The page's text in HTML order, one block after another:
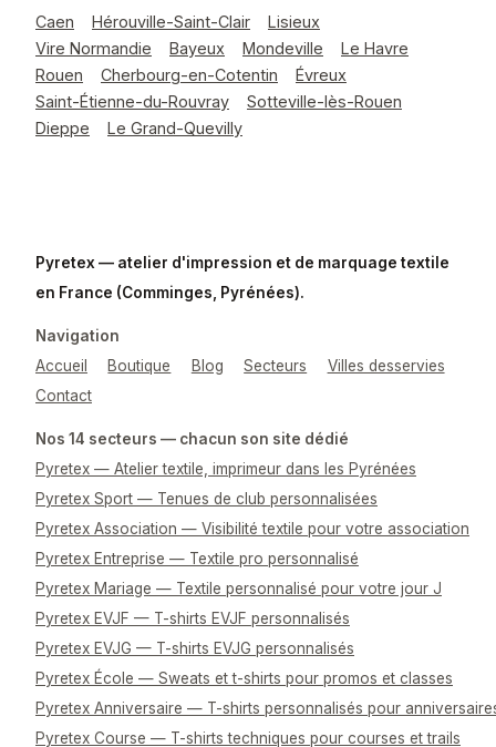
Caen Hérouville-Saint-Clair
Lisieux
Vire Normandie
Bayeux Mondeville
Le Havre
Rouen
Cherbourg-en-Cotentin
Évreux
Saint-Étienne-du-Rouvray
Sotteville-lès-Rouen
Dieppe
Le Grand-Quevilly
Pyretex — atelier d'impression et de marquage textile
en France (Comminges, Pyrénées).
Navigation
Accueil
Boutique Blog Secteurs
Villes desservies
Contact
Nos 14 secteurs — chacun son site dédié
Pyretex — Atelier textile, imprimeur dans les Pyrénées
Pyretex Sport — Tenues de club personnalisées
Pyretex Association — Visibilité textile pour votre association
Pyretex Entreprise — Textile pro personnalisé
Pyretex Mariage — Textile personnalisé pour votre jour J
Pyretex EVJF — T-shirts EVJF personnalisés
Pyretex EVJG — T-shirts EVJG personnalisés
Pyretex École — Sweats et t-shirts pour promos et classes
Pyretex Anniversaire — T-shirts personnalisés pour
Pyretex Course — T-shirts techniques pour courses et trails